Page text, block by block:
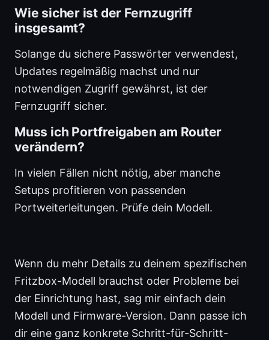
Wie sicher ist der Fernzugriff
insgesamt?
Solange du sichere Passwörter verwendest,
Updates regelmäßig machst und nur
notwendigen Zugriff gewährst, ist der
Fernzugriff sicher.
Muss ich Portfreigaben am Router
verändern?
In vielen Fällen nicht nötig, aber manche
Setups profitieren von passenden
Portweiterleitungen. Prüfe dein Modell.
Wenn du mehr Details zu deinem spezifischen
Fritzbox-Modell brauchst oder Probleme bei
der Einrichtung hast, sag mir einfach dein
Modell und Firmware-Version. Dann passe ich
dir eine ganz konkrete Schritt-für-Schritt-